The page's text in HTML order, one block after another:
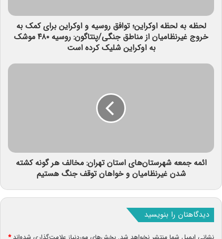
لحظه به لحظه اوکراین؛ توافق روسیه و اوکراین برای کمک به
خروج غیرنظامیان از مناطق جنگی/پنتاگون: روسیه ۴۸۰ موشک
به اوکراین شلیک کرده است
ائمه جمعه شهرستان‌های استان تهران: مخالف هر گونه کشته
شدن غیرنظامیان و خواهان توقف جنگ هستیم
دیدگاهتان را بنویسید